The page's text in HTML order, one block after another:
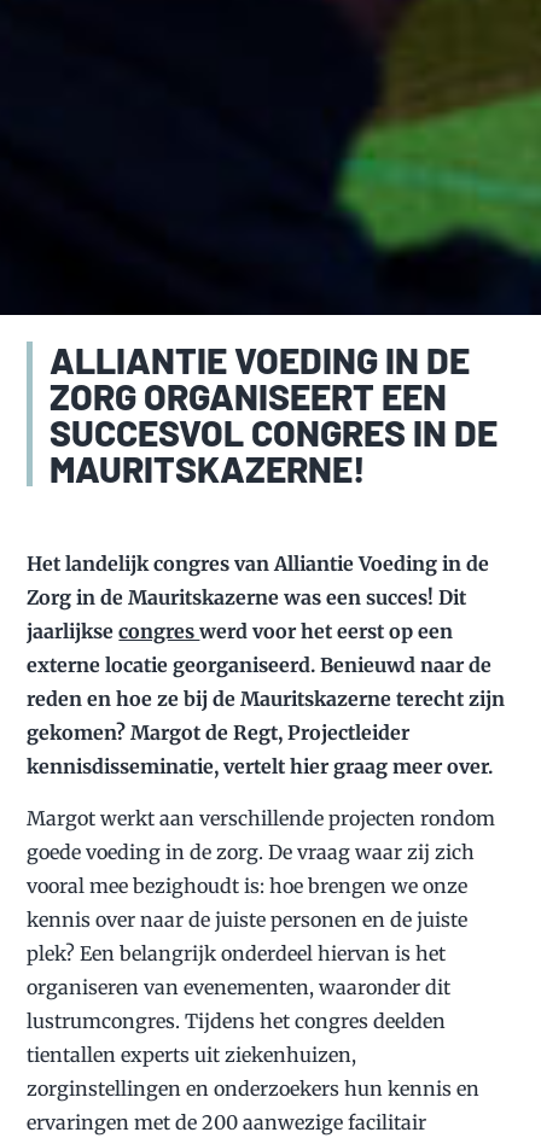
ALLIANTIE VOEDING IN DE
ZORG ORGANISEERT EEN
SUCCESVOL CONGRES IN DE
MAURITSKAZERNE!
Het landelijk congres van Alliantie Voeding in de
Zorg in de Mauritskazerne was een succes! Dit
jaarlijksecongreswerd voor het eerst op een
externe locatie georganiseerd. Benieuwd naar de
reden en hoe ze bij de Mauritskazerne terecht zijn
gekomen? Margot de Regt, Projectleider
kennisdisseminatie, vertelt hier graag meer over.
Margot werkt aan verschillende projecten rondom
goede voeding in de zorg. De vraag waar zij zich
vooral mee bezighoudt is: hoe brengen we onze
kennis over naar de juiste personen en de juiste
plek? Een belangrijk onderdeel hiervan is het
organiseren van evenementen, waaronder dit
lustrumcongres. Tijdens het congres deelden
tientallen experts uit ziekenhuizen,
zorginstellingen en onderzoekers hun kennis en
ervaringen met de 200 aanwezige facilitair